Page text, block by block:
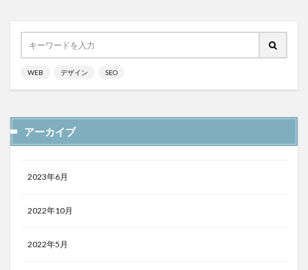
WEB デザイン SEO
アーカイブ
2023年6月
2022年10月
2022年5月